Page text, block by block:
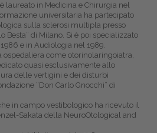
laureato in Medicina e Chirurgia nel
universitaria ha partecipato
sulla sclerosi multipla presso
Besta” di Milano. Si è poi specializzato
e in Audiologia nel 1989.
ospedaliera come otorinolaringoiatra,
quasi esclusivamente allo
delle vertigini e dei disturbi
“Don Carlo Gnocchi” di
in campo vestibologico ha ricevuto il
Sakata della NeuroOtological and